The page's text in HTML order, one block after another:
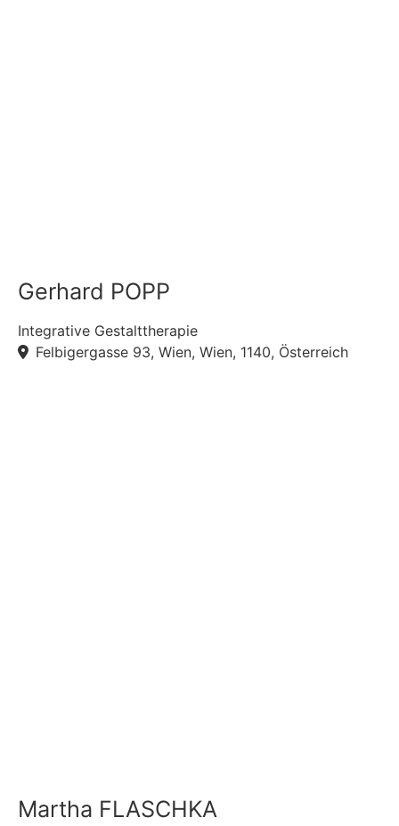
Gerhard POPP
Integrative Gestalttherapie
Felbigergasse 93, Wien, Wien, 1140, Österreich
Martha FLASCHKA